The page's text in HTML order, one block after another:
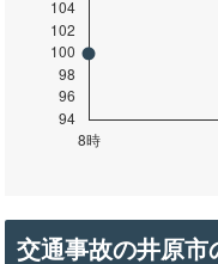
交通事故の井原市